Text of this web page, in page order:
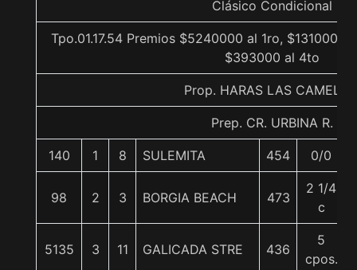
Clásico Condicional
Tpo.01.17.54 Premios $5240000 al 1ro,
$393000 al 4to
Prop. HARAS LAS
Prep. CR. URBINA R.
140 1 8 SULEMITA 454 0/0
98 2 3 BORGIA BEACH 473
2 1/4
c
5135 3 11 GALICADA STRE 436
5
cpos.